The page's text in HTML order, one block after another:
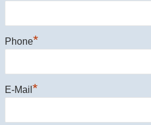
Phone*
E-Mail *